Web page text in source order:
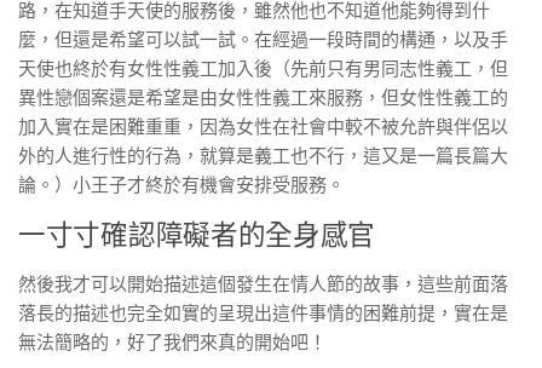
路，在知道手天使的服務後，雖然他也不知道他能夠得到什
麼，但還是希望可以試一試。在經過一段時間的構通，以及手
天使也終於有女性性義工加入後（先前只有男同志性義工，但
異性戀個案還是希望是由女性性義工來服務，但女性性義工的
加入實在是困難重重，因為女性在社會中較不被允許與伴侶以
外的人進行性的行為，就算是義工也不行，這又是一篇長篇大
論。）小王子才終於有機會安排受服務。
一寸寸確認障礙者的全身感官
然後我才可以開始描述這個發生在情人節的故事，這些前面落
落長的描述也完全如實的呈現出這件事情的困難前提，實在是
無法簡略的，好了我們來真的開始吧！